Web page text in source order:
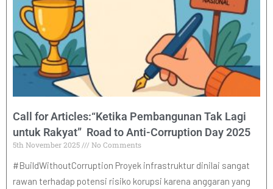
Call for Articles:“Ketika Pembangunan Tak Lagi
untuk Rakyat” Road to Anti-Corruption Day 2025
5th November 2025 No Comments
#BuildWithoutCorruption Proyek infrastruktur dinilai sangat
rawan terhadap potensi risiko korupsi karena anggaran yang